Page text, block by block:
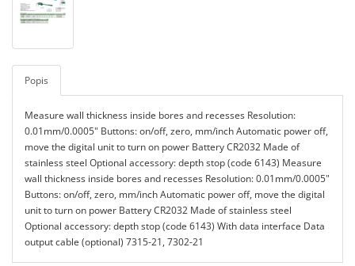
Popis
Measure wall thickness inside bores and recesses Resolution:
0.01mm/0.0005" Buttons: on/off, zero, mm/inch Automatic power off,
move the digital unit to turn on power Battery CR2032 Made of
stainless steel Optional accessory: depth stop (code 6143) Measure
wall thickness inside bores and recesses Resolution: 0.01mm/0.0005"
Buttons: on/off, zero, mm/inch Automatic power off, move the digital
unit to turn on power Battery CR2032 Made of stainless steel
Optional accessory: depth stop (code 6143) With data interface Data
output cable (optional) 7315-21, 7302-21